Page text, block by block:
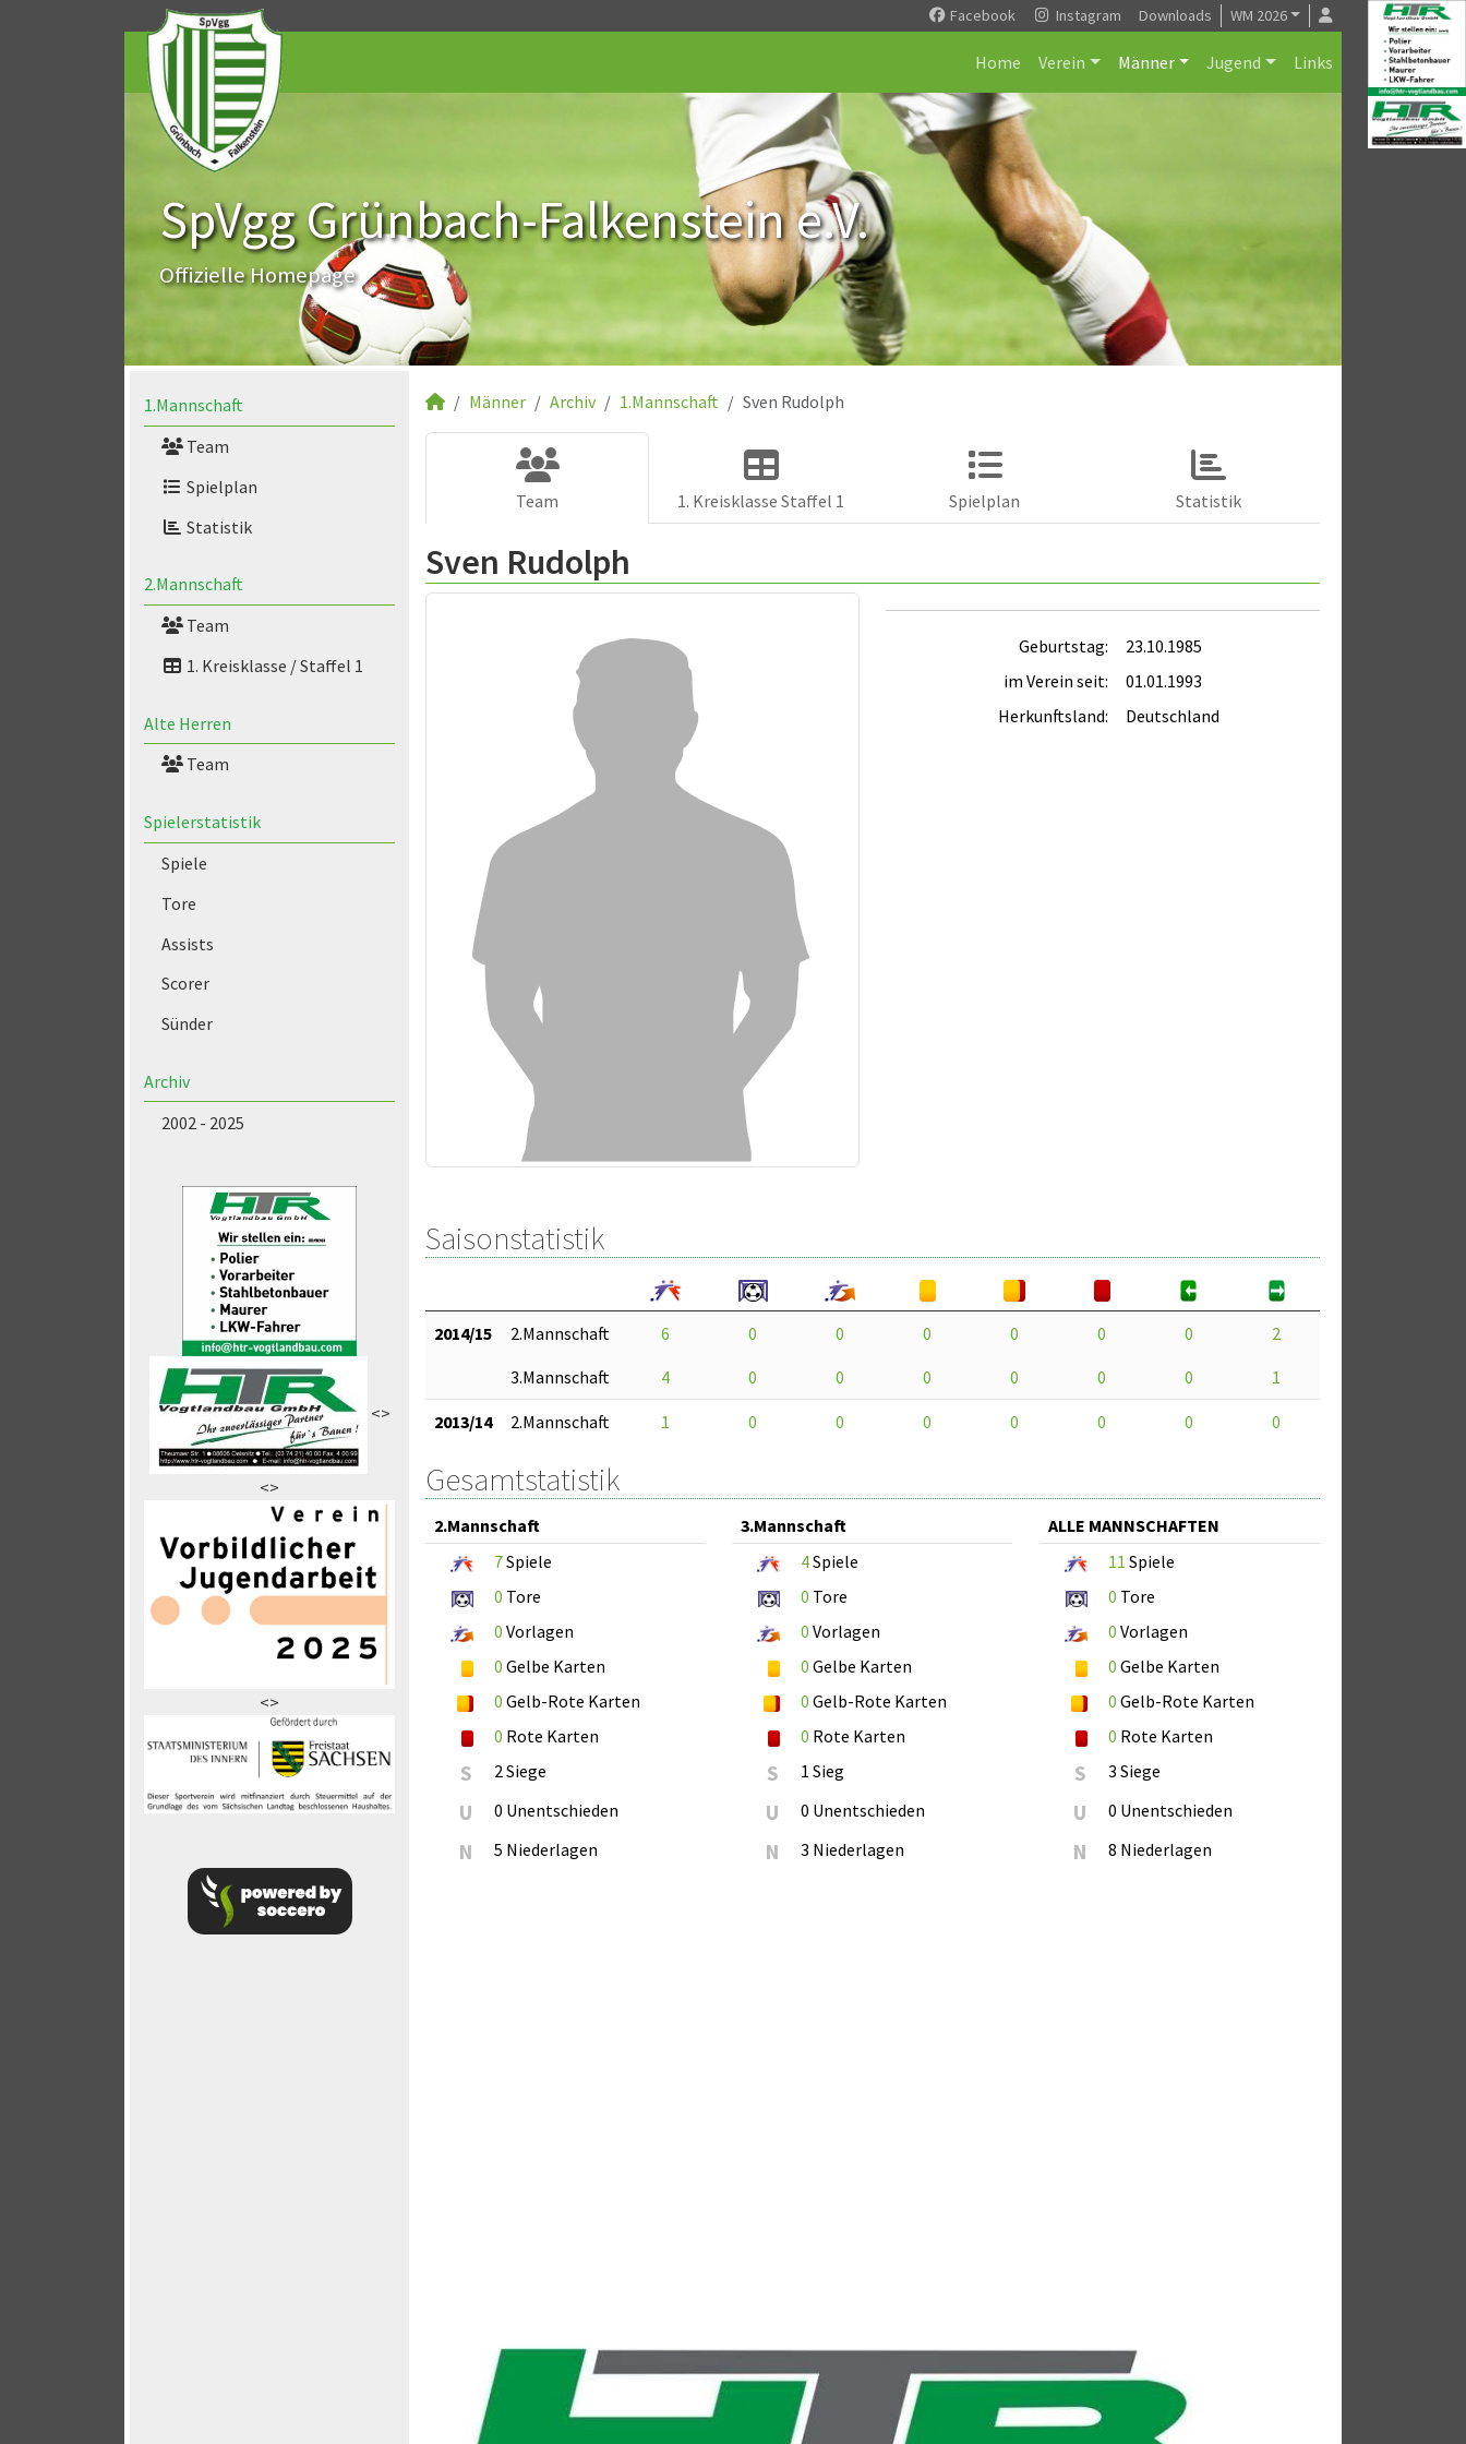
Facebook Instagram Downloads WM 2026
Home Verein Männer Jugend Links
SpVgg Grünbach-Falkenstein e.V.
Offizielle Homepage
1.Mannschaft
Team
Spielplan
Statistik
2.Mannschaft
Team
1. Kreisklasse / Staffel 1
Alte Herren
Team
Spielerstatistik
Spiele
Tore
Assists
Scorer
Sünder
Archiv
2002 - 2025
<>
<>
<>
Männer Archiv 1.Mannschaft Sven Rudolph
Team 1. Kreisklasse Staffel 1 Spielplan Statistik
Sven Rudolph
Geburtstag:
23.10.1985
im Verein seit:
01.01.1993
Herkunftsland:
Deutschland
Saisonstatistik
2014/15 2.Mannschaft 6 0 0 0 0 0 0
2
3.Mannschaft
4 0 0 0 0 0 0 1
2013/14 2.Mannschaft 1 0 0 0 0 0 0 0
Gesamtstatistik
2.Mannschaft
7Spiele
0 Tore
0 Vorlagen
0 Gelbe Karten
0 Gelb-Rote Karten
0 Rote Karten
S 2 Siege
U 0 Unentschieden
N 5 Niederlagen
3.Mannschaft
4Spiele
0 Tore
0 Vorlagen
0 Gelbe Karten
0 Gelb-Rote Karten
0 Rote Karten
S 1 Sieg
U 0 Unentschieden
N 3 Niederlagen
ALLE MANNSCHAFTEN
11 Spiele
0 Tore
0 Vorlagen
0 Gelbe Karten
0 Gelb-Rote Karten
0 Rote Karten
S 3 Siege
U 0 Unentschieden
N 8 Niederlagen